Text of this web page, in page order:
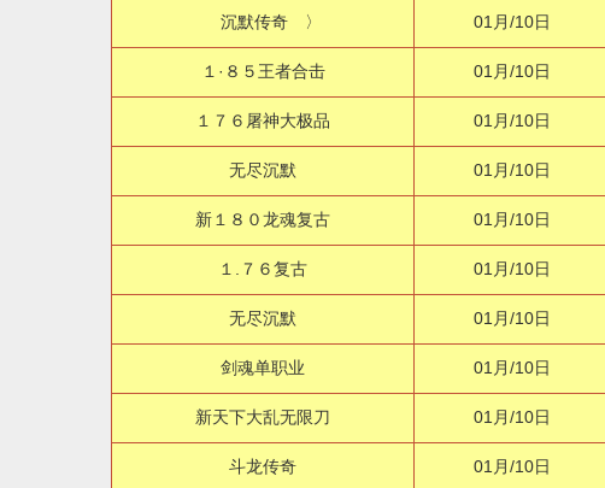
沉默传奇 〉 01月/10日
１·８５王者合击 01月/10日
１７６屠神大极品 01月/10日
无尽沉默 01月/10日
新１８０龙魂复古 01月/10日
１.７６复古 01月/10日
无尽沉默 01月/10日
剑魂单职业 01月/10日
新天下大乱无限刀 01月/10日
斗龙传奇 01月/10日